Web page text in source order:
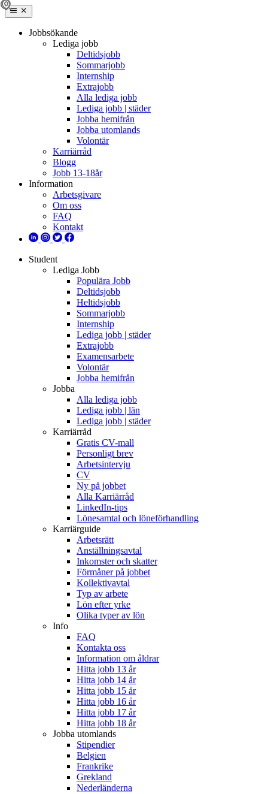
Jobbsökande
Lediga jobb
Deltidsjobb
Sommarjobb
Internship
Extrajobb
Alla lediga jobb
Lediga jobb | städer
Jobba hemifrån
Jobba utomlands
Volontär
Karriärråd
Blogg
Jobb 13-18år
Information
Arbetsgivare
Om oss
FAQ
Kontakt
Student
Lediga Jobb
Populära Jobb
Deltidsjobb
Heltidsjobb
Sommarjobb
Internship
Lediga jobb | städer
Extrajobb
Examensarbete
Volontär
Jobba hemifrån
Jobba
Alla lediga jobb
Lediga jobb | län
Lediga jobb | städer
Karriärråd
Gratis CV-mall
Personligt brev
Arbetsintervju
CV
Ny på jobbet
Alla Karriärråd
LinkedIn-tips
Lönesamtal och löneförhandling
Karriärguide
Arbetsrätt
Anställningsavtal
Inkomster och skatter
Förmåner på jobbet
Kollektivavtal
Typ av arbete
Lön efter yrke
Olika typer av lön
Info
FAQ
Kontakta oss
Information om åldrar
Hitta jobb 13 år
Hitta jobb 14 år
Hitta jobb 15 år
Hitta jobb 16 år
Hitta jobb 17 år
Hitta jobb 18 år
Jobba utomlands
Stipendier
Belgien
Frankrike
Grekland
Nederländerna